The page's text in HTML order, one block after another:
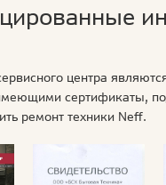
центра
сертификаты,
ремонт техники Neff.